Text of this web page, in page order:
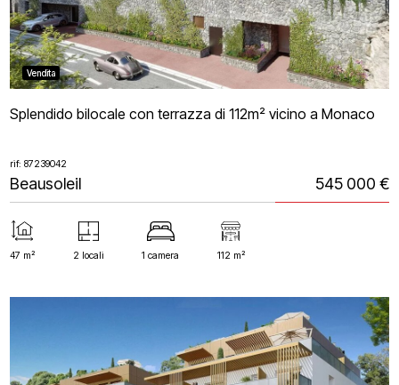
Vendita
Splendido bilocale con terrazza di 112m² vicino a Monaco
rif: 87239042
545 000 €
Beausoleil
47 m² 2 locali 1 camera 112 m²